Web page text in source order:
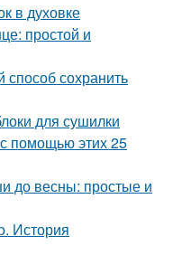
в духовке
простой и
способ сохранить
для сушилки
помощью этих 25
до весны: простые и
История